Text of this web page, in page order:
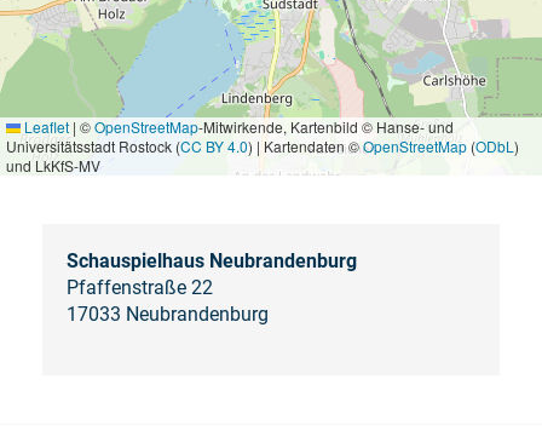
Leaflet | ©OpenStreetMap-Mitwirkende, Kartenbild © Hanse- und
Universitätsstadt Rostock (CC BY 4.0) | Kartendaten ©OpenStreetMap (ODbL )
und LkKfS-MV
Schauspielhaus Neubrandenburg
Pfaffenstraße 22
17033 Neubrandenburg